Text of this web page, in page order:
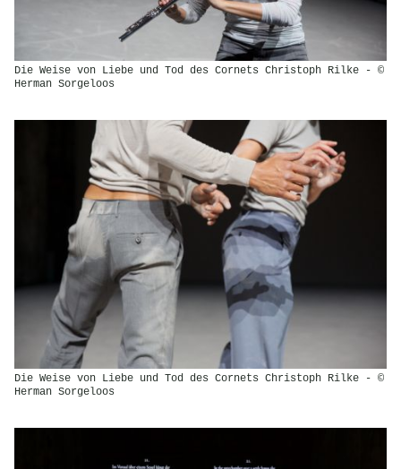
Die Weise von Liebe und Tod des Cornets Christoph Rilke - ©
Herman Sorgeloos
Die Weise von Liebe und Tod des Cornets Christoph Rilke - ©
Herman Sorgeloos